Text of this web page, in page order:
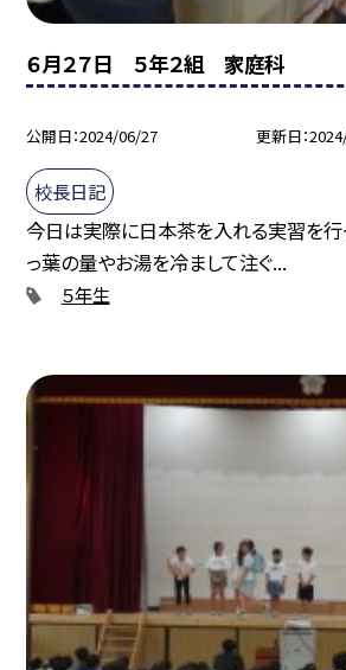
６月２７日 ５年２組 家庭科
公開日 2024/06/27 更新日
校長日記
今日は実際に日本茶を入れる実習を行
っ葉の量やお湯を冷まして注ぐ...
５年生